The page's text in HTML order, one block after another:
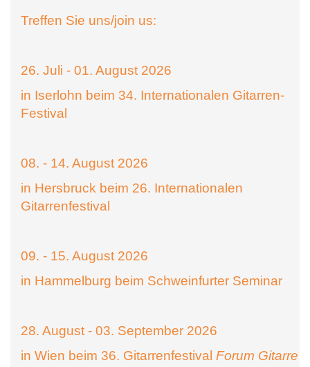
Treffen Sie uns/join us:
26. Juli - 01. August 2026
in Iserlohn beim 34. Internationalen Gitarren-
Festival
08. - 14. August 2026
in Hersbruck beim 26. Internationalen
Gitarrenfestival
09. - 15. August 2026
in Hammelburg beim Schweinfurter Seminar
28. August - 03. September 2026
in Wien beim 36. Gitarrenfestival Forum Gitarre